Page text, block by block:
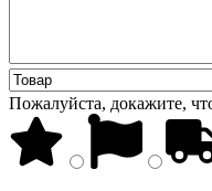
Пожалуйста, докажите,